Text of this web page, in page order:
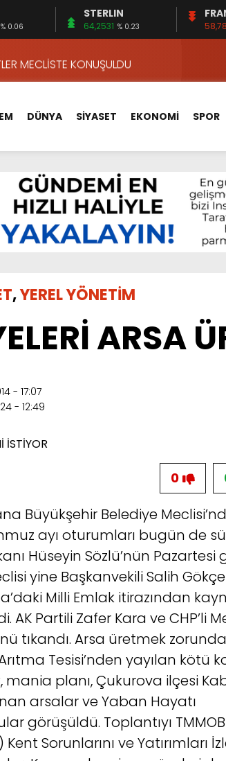
% 0.06
STERLIN
64,2531 % 0.23
YOLUNDA…
İÇİN UYGUN MU?
MECLİSTE KONUŞULDU
HİZMETLERİNİ KONUŞTUK
HİZMETLERİ İÇİN SAHADA
BOĞULMALARI ÖNLEMEK İÇİN
BEYİN SAĞLIĞI!
EMEKLİ AYLIĞININ 40 BİN LİRA OLMASINI İSTİYOR!
15 FİRMA
YOLUNDA…
DÜNYA SİYASET EKONOMİ SPOR
,YEREL YÖNETİM
ARSA
- 17:07
- 12:49
0
Büyükşehir Belediye
ayı oturumları bugün de
Hüseyin Sözlü’nün
yine Başkanvekili Salih
Milli Emlak itirazından
Partili Zafer Kara ve CHP’li
tıkandı. Arsa üretmek
Tesisi’nden yayılan kötü
planı, Çukurova ilçesi
arsalar ve Yaban Hayatı
görüşüldü. Toplantıyı
Sorunlarını ve Yatırımları